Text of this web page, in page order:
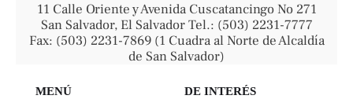
11 Calle Oriente y Avenida Cuscatancingo No 271
San Salvador, El Salvador Tel.: (503) 2231-7777
Fax: (503) 2231-7869 (1 Cuadra al Norte de Alcaldía
de San Salvador)
MENÚ DE INTERÉS